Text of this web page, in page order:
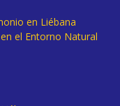
en Liébana
el Entorno Natural